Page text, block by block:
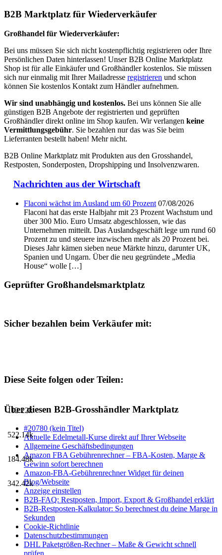
B2B Marktplatz für Wiederverkäufer
Großhandel für Wiederverkäufer:
Bei uns müssen Sie sich nicht kostenpflichtig registrieren oder Ihre
Persönlichen Daten hinterlassen! Unser B2B Online Marktplatz
Shop ist für alle Einkäufer und Großhändler kostenlos. Sie müssen
sich nur einmalig mit Ihrer Mailadresse registrieren und schon
können Sie kostenlos Kontakt zum Händler aufnehmen.
Wir sind unabhängig und kostenlos. Bei uns können Sie alle
günstigen B2B Angebote der registrierten und geprüften
Großhändler direkt online im Shop kaufen. Wir verlangen keine
Vermittlungsgebühr. Sie bezahlen nur das was Sie beim
Lieferranten bestellt haben! Mehr nicht.
B2B Online Marktplatz mit Produkten aus den Grosshandel,
Restposten, Sonderposten, Dropshipping und Insolvenzwaren.
Nachrichten aus der Wirtschaft
Flaconi wächst im Ausland um 60 Prozent 07/08/2026
Flaconi hat das erste Halbjahr mit 23 Prozent Wachstum und
über 300 Mio. Euro Umsatz abgeschlossen, wie das
Unternehmen mitteilt. Das Auslandsgeschäft lege um rund 60
Prozent zu und steuere inzwischen mehr als 20 Prozent bei.
Dieses Jahr kämen sieben neue Märkte hinzu, darunter UK,
Spanien und Ungarn. Über die neu gegründete „Media
House“ wolle […]
Geprüfter Großhandelsmarktplatz
Sicher bezahlen beim Verkäufer mit:
Diese Seite folgen oder Teilen:
112.22k
522.14k
184.48k
342.42k
Über diesen B2B-Grosshändler Marktplatz
#20780 (kein Titel)
Aktuelle Edelmetall-Kurse direkt auf Ihrer Webseite
Allgemeine Geschäftsbedingungen
Amazon FBA Gebührenrechner – FBA-Kosten, Marge &
Gewinn sofort berechnen
Amazon-FBA-Gebührenrechner Widget für deinen
Blog/Webseite
Anzeige einstellen
B2B-FAQ: Restposten, Import, Export & Großhandel erklärt
B2B-Restposten-Kalkulator: So berechnest du deine Marge in
Sekunden
Cookie-Richtlinie
Datenschutzbestimmungen
DHL Paketgrößen-Rechner – Maße & Gewicht schnell